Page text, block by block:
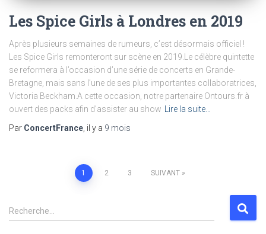
Les Spice Girls à Londres en 2019
Après plusieurs semaines de rumeurs, c’est désormais officiel !
Les Spice Girls remonteront sur scène en 2019.Le célèbre quintette
se reformera à l’occasion d’une série de concerts en Grande-
Bretagne, mais sans l’une de ses plus importantes collaboratrices,
Victoria Beckham.A cette occasion, notre partenaire Ontours.fr à
ouvert des packs afin d’assister au show
Lire la suite…
Par ConcertFrance , il y a 9 mois
1 2 3 SUIVANT
Recherche…